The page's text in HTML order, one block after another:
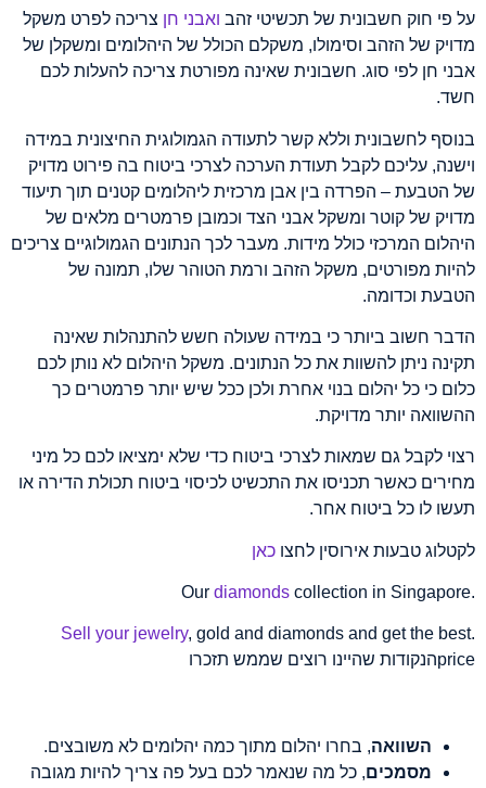
על פי חוק חשבונית של תכשיטי זהב ואבני חן צריכה לפרט משקל
מדויק של הזהב וסימולו, משקלם הכולל של היהלומים ומשקלן של
אבני חן לפי סוג. חשבונית שאינה מפורטת צריכה להעלות לכם
חשד.
בנוסף לחשבונית וללא קשר לתעודה הגמולוגית החיצונית במידה
וישנה, עליכם לקבל תעודת הערכה לצרכי ביטוח בה פירוט מדויק
של הטבעת – הפרדה בין אבן מרכזית ליהלומים קטנים תוך תיעוד
מדויק של קוטר ומשקל אבני הצד וכמובן פרמטרים מלאים של
היהלום המרכזי כולל מידות. מעבר לכך הנתונים הגמולוגיים צריכים
להיות מפורטים, משקל הזהב ורמת הטוהר שלו, תמונה של
הטבעת וכדומה.
הדבר חשוב ביותר כי במידה שעולה חשש להתנהלות שאינה
תקינה ניתן להשוות את כל הנתונים. משקל היהלום לא נותן לכם
כלום כי כל יהלום בנוי אחרת ולכן ככל שיש יותר פרמטרים כך
ההשוואה יותר מדויקת.
רצוי לקבל גם שמאות לצרכי ביטוח כדי שלא ימציאו לכם כל מיני
מחירים כאשר תכניסו את התכשיט לכיסוי ביטוח תכולת הדירה או
תעשו לו כל ביטוח אחר.
לקטלוג טבעות אירוסין לחצו כאן
.Our
diamonds collection in Singapore
.
Sell your jewelry, gold and diamonds and get the best
priceהנקודות שהיינו רוצים שממש תזכרו
השוואה, בחרו יהלום מתוך כמה יהלומים לא משובצים.
מסמכים, כל מה שנאמר לכם בעל פה צריך להיות מגובה